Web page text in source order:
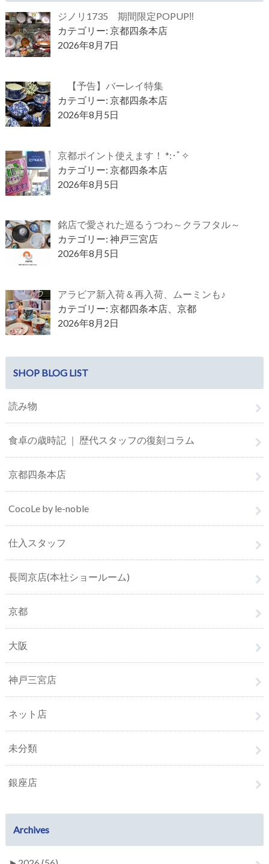
ジノリ1735 期間限定POPUP‼
カテゴリー: 京都四条本店
2026年8月7日
【予告】バーレイ特集
カテゴリー: 京都四条本店
2026年8月5日
京都ポイント使えます！ *:･ﾟ✧
カテゴリー: 京都四条本店
2026年8月5日
銘店で愛された巡るうつわ～クラフタル～
カテゴリー: 神戸三宮店
2026年8月5日
アラビア新入荷＆再入荷、ムーミンも♪
カテゴリー: 京都四条本店、京都
2026年8月2日
SHOP BLOG LIST
読み物
食卓の歳時記 ｜ 歴代スタッフの復刻コラム
京都四条本店
CocoLe by le-noble
仕入スタッフ
長岡京店(本社ショールーム)
京都
大阪
神戸三宮店
ネット店
未分類
銀座店
Archives